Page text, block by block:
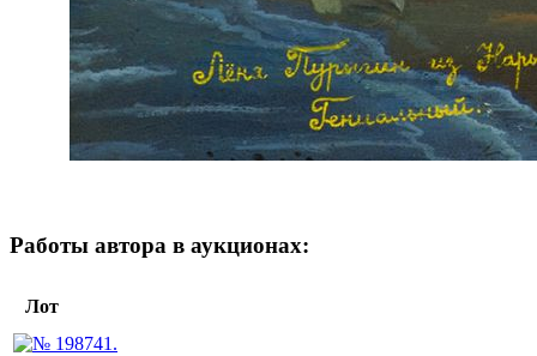
Работы автора в аукционах:
Лот